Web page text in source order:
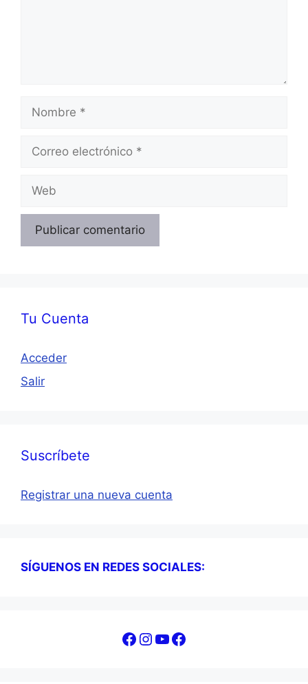
Nombre
Correo
Web
Tu Cuenta
Acceder
Salir
Suscríbete
Registrar una nueva cuenta
SÍGUENOS EN REDES SOCIALES:
Facebook
Instagram
YouTube
Facebook